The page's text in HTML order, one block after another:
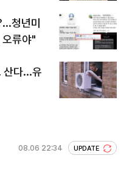
청년미
류야"
산다...유
08.06 22:34 UPDATE